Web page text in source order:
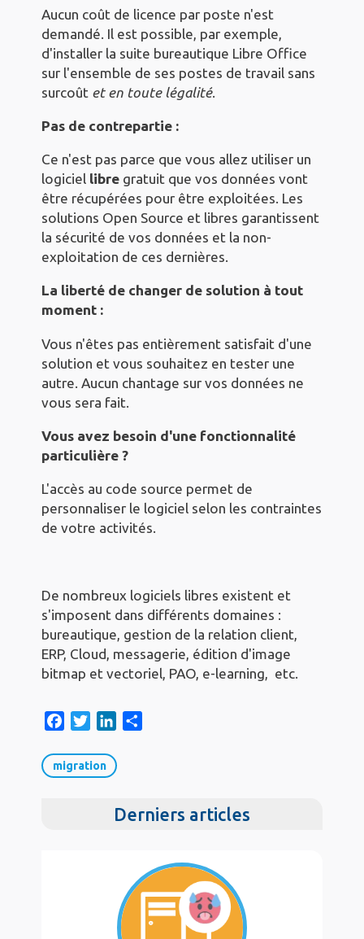
Aucun coût de licence par poste n'est
demandé. Il est possible, par exemple,
d'installer la suite bureautique Libre Office
sur l'ensemble de ses postes de travail sans
surcoût et en toute légalité.
Pas de contrepartie :
Ce n'est pas parce que vous allez utiliser un
logiciel libre gratuit que vos données vont
être récupérées pour être exploitées. Les
solutions Open Source et libres garantissent
la sécurité de vos données et la non-
exploitation de ces dernières.
La liberté de changer de solution à tout
moment :
Vous n'êtes pas entièrement satisfait d'une
solution et vous souhaitez en tester une
autre. Aucun chantage sur vos données ne
vous sera fait.
Vous avez besoin d'une fonctionnalité
particulière ?
L'accès au code source permet de
personnaliser le logiciel selon les contraintes
de votre activités.
De nombreux logiciels libres existent et
s'imposent dans différents domaines :
bureautique, gestion de la relation client,
ERP, Cloud, messagerie, édition d'image
bitmap et vectoriel, PAO, e-learning, etc.
c
e
i
t
n
d
migration
Derniers articles